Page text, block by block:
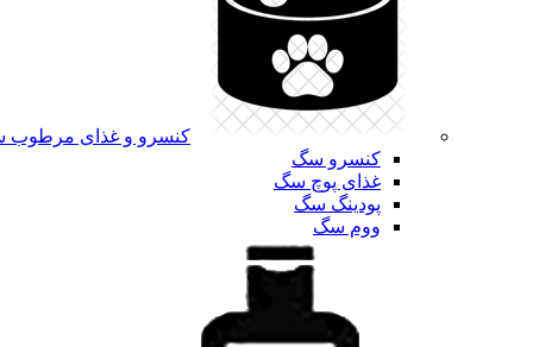
کنسرو و غذای
کنسرو سگ
غذای پوچ سگ
پودینگ سگ
ووم سگ